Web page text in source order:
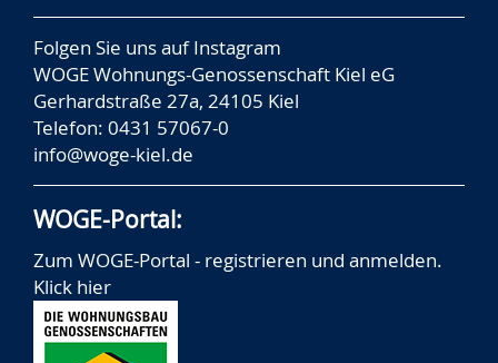
Folgen Sie uns aufInstagram
WOGE Wohnungs-Genossenschaft Kiel eG
Gerhardstraße 27a, 24105 Kiel
Telefon: 0431 57067-0
info@woge-kiel.de
WOGE-Portal:
Zum WOGE-Portal - registrieren und anmelden.
Klick hier